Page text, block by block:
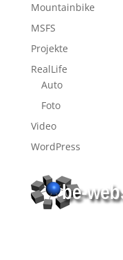
Mountainbike
MSFS
Projekte
RealLife
Auto
Foto
Video
WordPress